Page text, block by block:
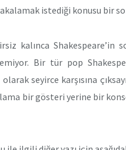
istediği konusu bir
kalınca Shakespeare’in
Bir tür pop
seyirce karşısına
bir gösteri yerine bir